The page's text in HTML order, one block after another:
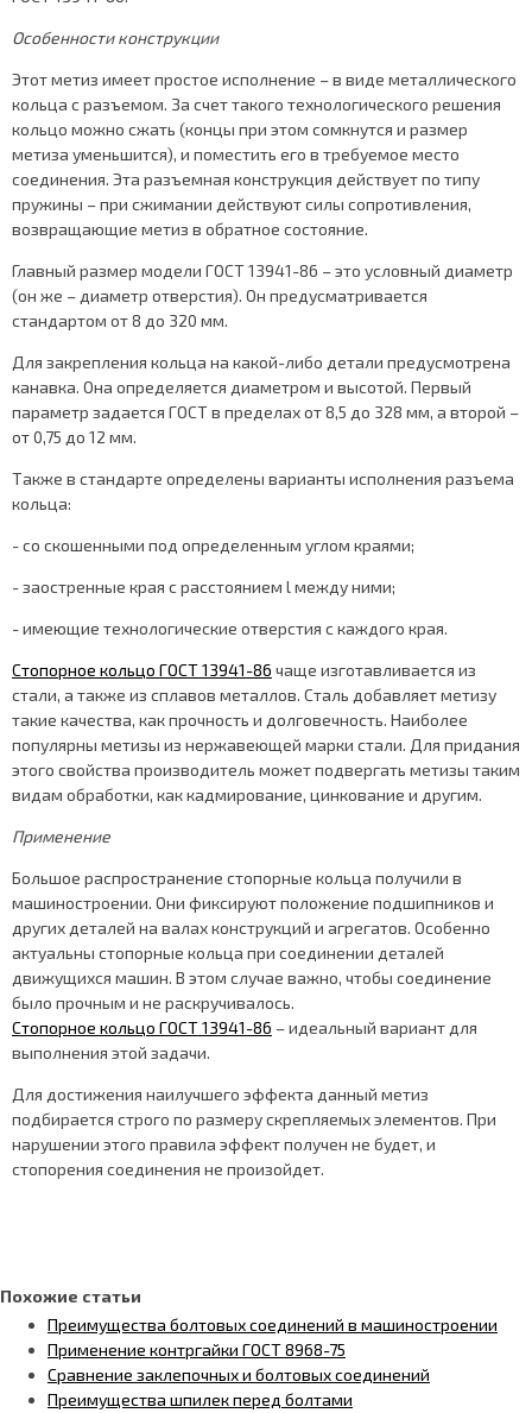
Особенности конструкции
Этот метиз имеет простое исполнение – в виде металлического
кольца с разъемом. За счет такого технологического решения
кольцо можно сжать (концы при этом сомкнутся и размер
метиза уменьшится), и поместить его в требуемое место
соединения. Эта разъемная конструкция действует по типу
пружины – при сжимании действуют силы сопротивления,
возвращающие метиз в обратное состояние.
Главный размер модели ГОСТ 13941-86 – это условный диаметр
(он же – диаметр отверстия). Он предусматривается
стандартом от 8 до 320 мм.
Для закрепления кольца на какой-либо детали предусмотрена
канавка. Она определяется диаметром и высотой. Первый
параметр задается ГОСТ в пределах от 8,5 до 328 мм, а второй –
от 0,75 до 12 мм.
Также в стандарте определены варианты исполнения разъема
кольца:
- со скошенными под определенным углом краями;
- заостренные края с расстоянием l между ними;
- имеющие технологические отверстия с каждого края.
Стопорное кольцо ГОСТ 13941-86 чаще изготавливается из
стали, а также из сплавов металлов. Сталь добавляет метизу
такие качества, как прочность и долговечность. Наиболее
популярны метизы из нержавеющей марки стали. Для придания
этого свойства производитель может подвергать метизы таким
видам обработки, как кадмирование, цинкование и другим.
Применение
Большое распространение стопорные кольца получили в
машиностроении. Они фиксируют положение подшипников и
других деталей на валах конструкций и агрегатов. Особенно
актуальны стопорные кольца при соединении деталей
движущихся машин. В этом случае важно, чтобы соединение
было прочным и не раскручивалось.
Стопорное кольцо ГОСТ 13941-86 – идеальный вариант для
выполнения этой задачи.
Для достижения наилучшего эффекта данный метиз
подбирается строго по размеру скрепляемых элементов. При
нарушении этого правила эффект получен не будет, и
стопорения соединения не произойдет.
Похожие статьи
Преимущества болтовых соединений в машиностроении
Применение контргайки ГОСТ 8968-75
Сравнение заклепочных и болтовых соединений
Преимущества шпилек перед болтами